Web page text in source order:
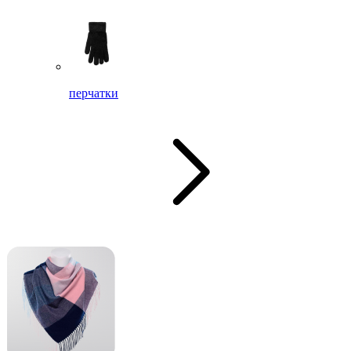
перчатки